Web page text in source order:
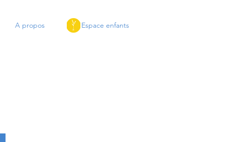
A propos Espace enfants